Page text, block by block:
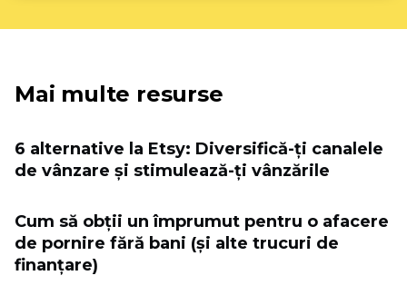
Mai multe resurse
6 alternative la Etsy: Diversifică-ți canalele
de vânzare și stimulează-ți vânzările
Cum să obții un împrumut pentru o afacere
de pornire fără bani (și alte trucuri de
finanțare)